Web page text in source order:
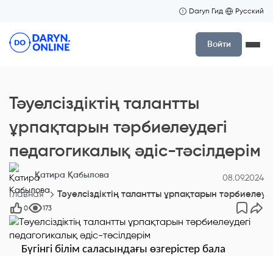
Daryn Гид Русский
Войти
Тәуелсіздіктің талантты
ұрпақтарын тәрбиелеудегі
педагогикалық әдіс-тәсілдерім
Қатира Қабылова 08.09.2024
Главная Тәуелсіздіктің талантты ұрпақтарын
0 173
Бүгінгі білім саласындағы өзгерістер бала